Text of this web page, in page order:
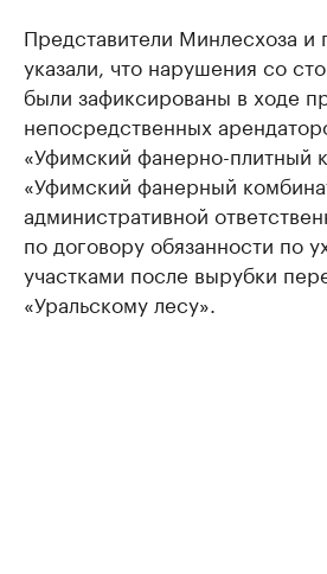
Представители Минлесхоза и
указали, что нарушения со
были зафиксированы в ходе
непосредственных
«Уфимский фанерно-плитный
«Уфимский фанерный
административной
по договору обязанности по
участками после вырубки
«Уральскому лесу».